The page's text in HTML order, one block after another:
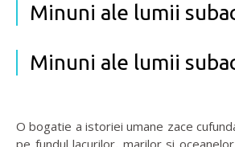
Minuni ale lumii
Minuni ale lumii
O bogatie a istoriei umane zace